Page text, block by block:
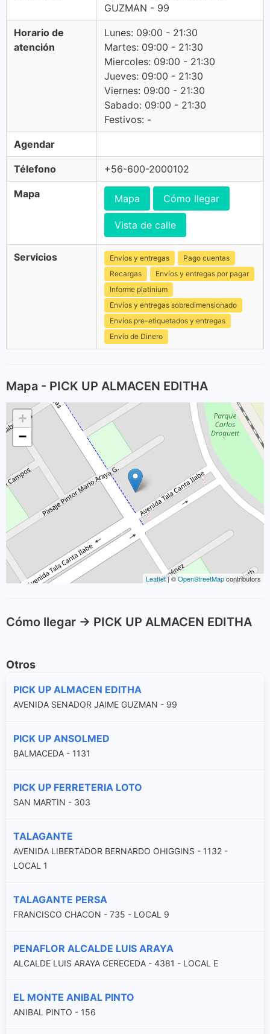
GUZMAN - 99
Horario de
atención
Lunes: 09:00 - 21:30
Martes: 09:00 - 21:30
Miercoles: 09:00 - 21:30
Jueves: 09:00 - 21:30
Viernes: 09:00 - 21:30
Sabado: 09:00 - 21:30
Festivos: -
Agendar
Télefono +56-600-2000102
Mapa Mapa Cómo llegar
Vista de calle
Servicios Envíos y entregas
Pago cuentas
Recargas
Envíos y entregas por pagar
Informe platinium
Envíos y entregas sobredimensionado
Envíos pre-etiquetados y entregas
Envío de Dinero
Mapa - PICK UP ALMACEN EDITHA
+
−
Leaflet| ©OpenStreetMapcontributors
Cómo llegar -> PICK UP ALMACEN EDITHA
Otros
PICK UP ALMACEN EDITHA
AVENIDA SENADOR JAIME GUZMAN - 99
PICK UP ANSOLMED
BALMACEDA - 1131
PICK UP FERRETERIA LOTO
SAN MARTIN - 303
TALAGANTE
AVENIDA LIBERTADOR BERNARDO OHIGGINS - 1132 -
LOCAL 1
TALAGANTE PERSA
FRANCISCO CHACON - 735 - LOCAL 9
PENAFLOR ALCALDE LUIS ARAYA
ALCALDE LUIS ARAYA CERECEDA - 4381 - LOCAL E
EL MONTE ANIBAL PINTO
ANIBAL PINTO - 156